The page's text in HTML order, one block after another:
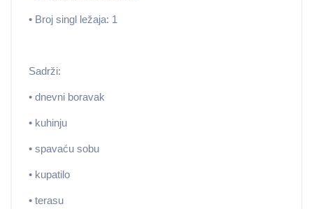
• Broj singl ležaja: 1
Sadrži:
• dnevni boravak
• kuhinju
• spavaću sobu
• kupatilo
• terasu